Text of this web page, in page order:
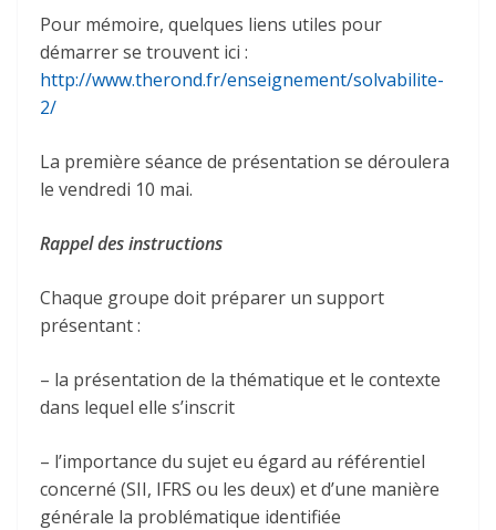
Pour mémoire, quelques liens utiles pour
démarrer se trouvent ici :
http://www.therond.fr/enseignement/solvabilite-
2/
La première séance de présentation se déroulera
le vendredi 10 mai.
Rappel des instructions
Chaque groupe doit préparer un support
présentant :
– la présentation de la thématique et le contexte
dans lequel elle s’inscrit
– l’importance du sujet eu égard au référentiel
concerné (SII, IFRS ou les deux) et d’une manière
générale la problématique identifiée